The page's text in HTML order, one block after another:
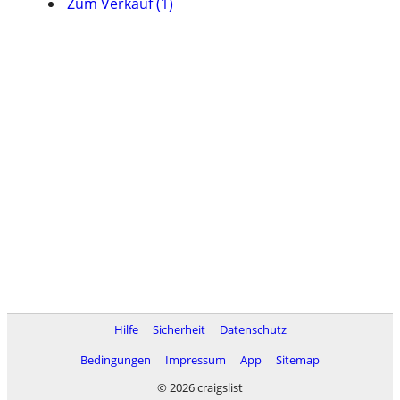
Hilfe Sicherheit
Datenschutz
Bedingungen
Impressum App
Sitemap
© 2026 craigslist